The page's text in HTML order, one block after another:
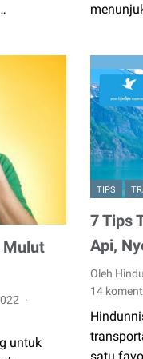
Mulut
untuk
TIPS
7 Tips
Api,
Oleh
14